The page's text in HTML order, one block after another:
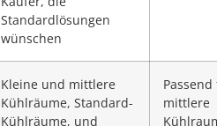
Standardlösungen
wünschen
Kleine und mittlere
Kühlräume, Standard-
Kühlräume, und
mittlere